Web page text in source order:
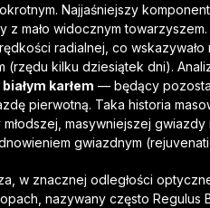
Najjaśniejszy
z mało widocznym
radialnej, co
(rzędu kilku dziesiątek dni).
białym karłem — będący
pierwotną. Taka historia
młodszej, masywniejszej
gwiazdnym
w znacznej odległości
nazywany często Regulus